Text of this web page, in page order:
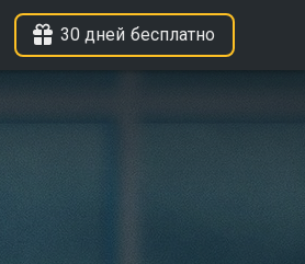
30 дней бесплатно